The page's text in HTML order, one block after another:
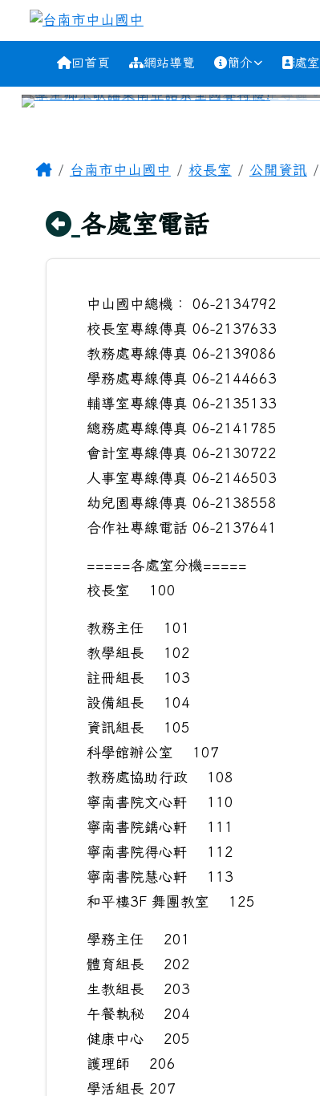
跳至主內容區
台南市中山國中
導覽列回首頁 網站導覽 簡介 處室
主內容區域
Home台南市中山國中 校長室 公開資訊
回上頁
各處室電話
中山國中總機： 06-2134792
校長室專線傳真 06-2137633
教務處專線傳真 06-2139086
學務處專線傳真 06-2144663
輔導室專線傳真 06-2135133
總務處專線傳真 06-2141785
會計室專線傳真 06-2130722
人事室專線傳真 06-2146503
幼兒園專線傳真 06-2138558
合作社專線電話 06-2137641
=====各處室分機=====
校長室 100
教務主任 101
教學組長 102
註冊組長 103
設備組長 104
資訊組長 105
科學館辦公室 107
教務處協助行政 108
寧南書院文心軒 110
寧南書院鐫心軒 111
寧南書院得心軒 112
寧南書院慧心軒 113
和平樓3F 舞團教室 125
學務主任 201
體育組長 202
生教組長 203
午餐執秘 204
健康中心 205
護理師 206
學活組長 207
頁尾區域